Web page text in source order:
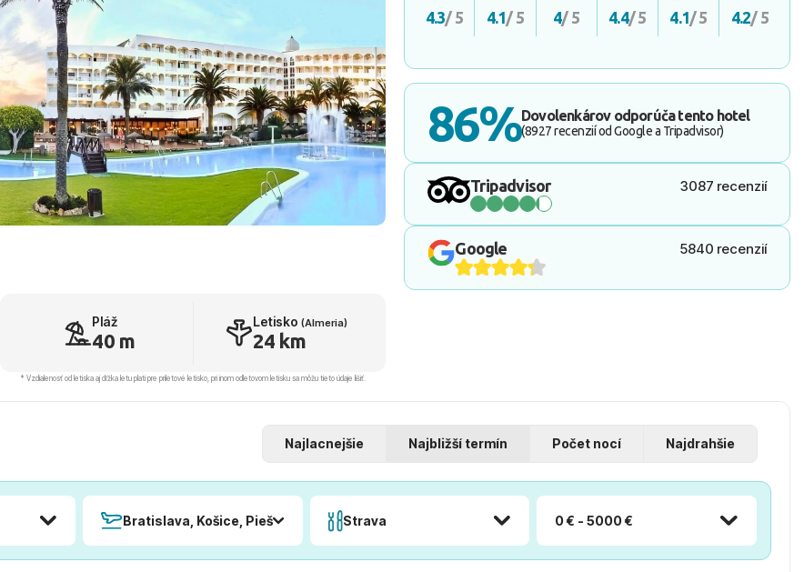
4.3/ 5 4.1/ 5 4/ 5 4.4/ 5 4.1/ 5 4.2/ 5
86%Dovolenkárov odporúča tento hotel
(8927 recenzií od Google a Tripadvisor)
Tripadvisor 3087 recenzií
Google 5840 recenzií
Pláž
40 m
Letisko (Almeria)
24 km
* Vzdialenosť od letiska aj dľžka letu platí pre príletové letisko, pri inom odletovom letisku sa môžu tieto údaje líšiť.
Najlacnejšie Najbližší termín Počet nocí Najdrahšie
Bratislava, Košice, Piešťany, PopradStrava 0 € - 5000 €